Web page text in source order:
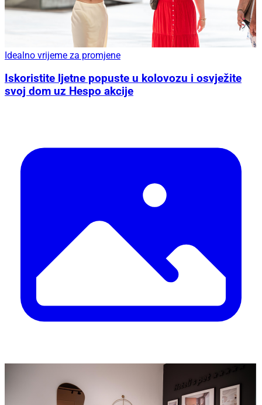
Idealno vrijeme za promjene
Iskoristite ljetne popuste u kolovozu i osvježite
svoj dom uz Hespo akcije